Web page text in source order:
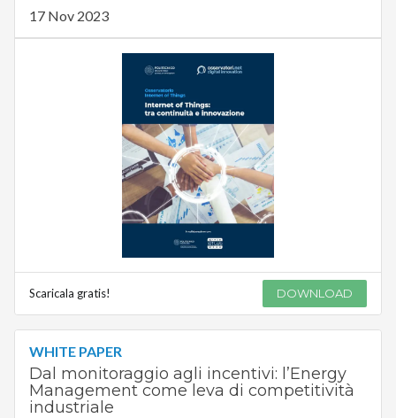
17 Nov 2023
Scaricala gratis! DOWNLOAD
WHITE PAPER
Dal monitoraggio agli incentivi: l’Energy
Management come leva di competitività
industriale